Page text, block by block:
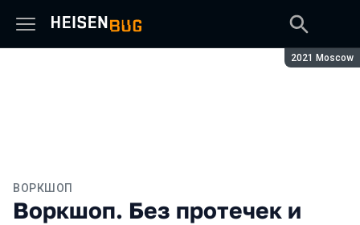
Сезон:
2021 Moscow
ВОРКШОП
Воркшоп. Без протечек и